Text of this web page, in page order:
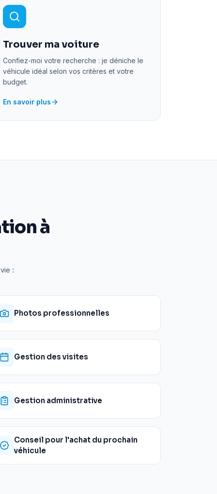
Trouver ma voiture
Confiez-moi votre recherche : je déniche le
véhicule idéal selon vos critères et votre
budget.
En savoir plus
à
:
Photos professionnelles
Gestion des visites
Gestion administrative
Conseil pour l'achat du prochain
véhicule